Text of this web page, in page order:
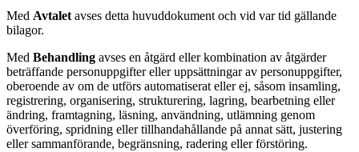
Med Avtaletavses detta huvuddokument och vid var tid gällande
bilagor.
Med Behandling avses en åtgärd eller kombination av åtgärder
beträffande personuppgifter eller uppsättningar av personuppgifter,
oberoende av om de utförs automatiserat eller ej, såsom insamling,
registrering, organisering, strukturering, lagring, bearbetning eller
ändring, framtagning, läsning, användning, utlämning genom
överföring, spridning eller tillhandahållande på annat sätt, justering
eller sammanförande, begränsning, radering eller förstöring.